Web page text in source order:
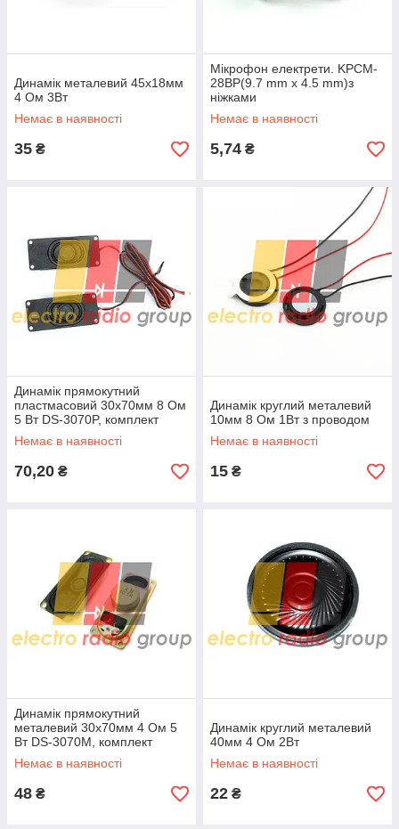
Динамік металевий 45х18мм
4 Ом 3Вт
Немає в наявності
35 ₴
Мікрофон електрети. KPCM-
28BP(9.7 mm x 4.5 mm)з
ніжками
Немає в наявності
5,74 ₴
Динамік прямокутний
пластмасовий 30х70мм 8 Ом
5 Вт DS-3070P, комплект
стерео(2шт)
Немає в наявності
70,20 ₴
Динамік круглий металевий
10мм 8 Ом 1Вт з проводом
Немає в наявності
15 ₴
Динамік прямокутний
металевий 30х70мм 4 Ом 5
Вт DS-3070M, комплект
стерео(2шт)
Немає в наявності
48 ₴
Динамік круглий металевий
40мм 4 Ом 2Вт
Немає в наявності
22 ₴